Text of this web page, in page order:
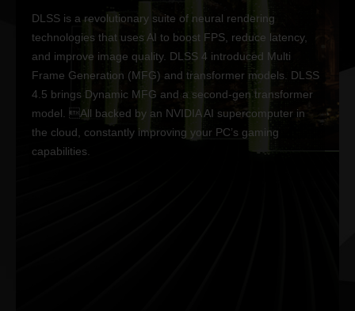
DLSS is a revolutionary suite of neural rendering
technologies that uses AI to boost FPS, reduce latency,
and improve image quality. DLSS 4 introduced Multi
Frame Generation (MFG) and transformer models. DLSS
4.5 brings Dynamic MFG and a second-gen transformer
model. All backed by an NVIDIA AI supercomputer in
the cloud, constantly improving your PC’s gaming
capabilities.